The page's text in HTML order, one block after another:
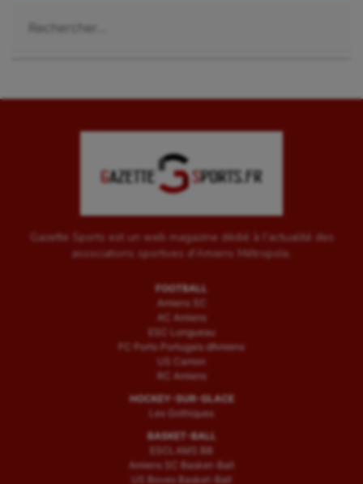
Gazette Sports est un web magazine dédié à l'actualité des
associations sportives d'Amiens Métropole.
FOOTBALL
Amiens SC
AC Amiens
ESC Longueau
FC Porto Portugais d’Amiens
US Camon
RC Amiens
HOCKEY-SUR-GLACE
Les Gothiques
BASKET-BALL
ESCLAMS BB
Amiens SC Basket-Ball
US Boves Basket-Ball